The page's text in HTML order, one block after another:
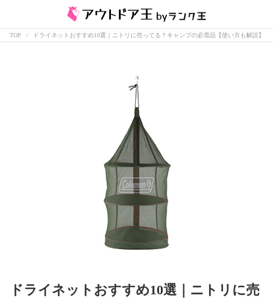
TOP ドライネットおすすめ10選｜ニトリに売ってる？キャンプの必需品【使い方も解説】
ドライネットおすすめ10選｜ニトリに売